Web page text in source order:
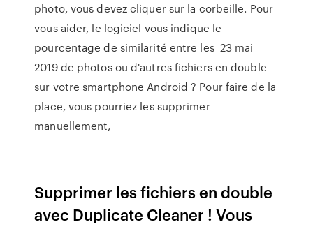
photo, vous devez cliquer sur la corbeille. Pour
vous aider, le logiciel vous indique le
pourcentage de similarité entre les 23 mai
2019 de photos ou d'autres fichiers en double
sur votre smartphone Android ? Pour faire de la
place, vous pourriez les supprimer
manuellement,
Supprimer les fichiers en double
avec Duplicate Cleaner ! Vous